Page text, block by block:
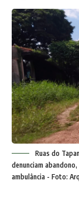
Ruas do
denunciam
ambulância - Foto: